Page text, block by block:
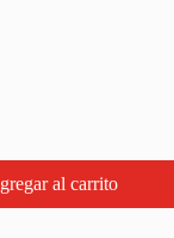
al carrito